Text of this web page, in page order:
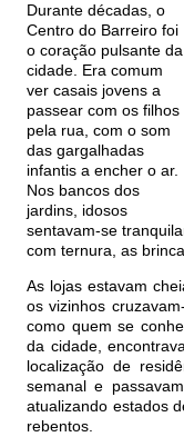
Durante décadas, o
Centro do Barreiro foi
o coração pulsante da
cidade. Era comum
ver casais jovens a
passear com os filhos
pela rua, com o som
das gargalhadas
infantis a encher o ar.
Nos bancos dos
jardins, idosos
sentavam-se
com ternura, as
As lojas estavam
os vizinhos
como quem se
da cidade,
localização de
semanal e
atualizando estados
rebentos.